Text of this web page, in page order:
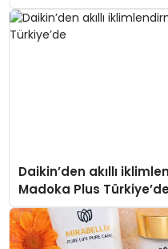
Daikin’den akıllı
Madoka Plus